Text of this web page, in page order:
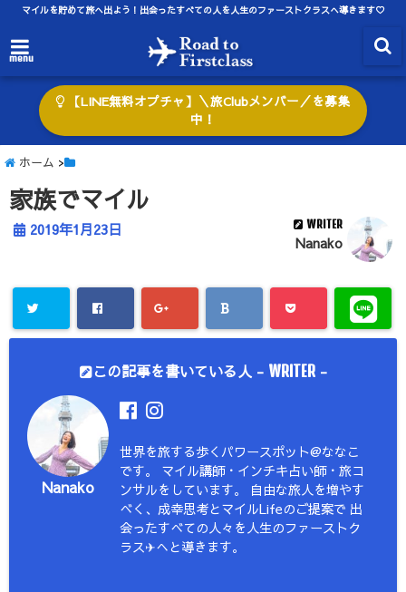
マイルを貯めて旅へ出よう！出会ったすべての人を人生のファーストクラスへ導きます♡
menu
【LINE無料オプチャ】＼旅Clubメンバー／を募集
中！
ホーム >
家族でマイル
2019年1月23日 WRITER
Nanako
この記事を書いている人 - WRITER-
Nanako
世界を旅する歩くパワースポット@ななこ
です。 マイル講師・インチキ占い師・旅コ
ンサルをしています。 自由な旅人を増やす
べく、成幸思考とマイルLifeのご提案で 出
会ったすべての人々を人生のファーストク
ラス✈︎へと導きます。